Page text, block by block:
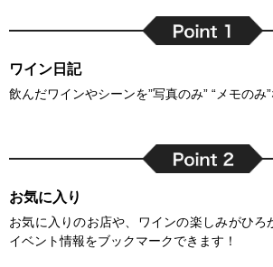
ワイン日記
飲んだワインやシーンを”写真のみ” “メモのみ
お気に入り
お気に入りのお店や、ワインの楽しみがひろ
イベント情報をブックマークできます！